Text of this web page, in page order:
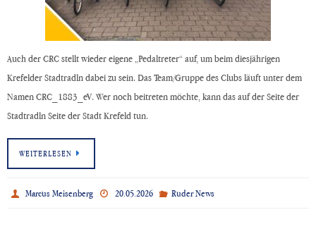
Auch der CRC stellt wieder eigene „Pedaltreter“ auf, um beim diesjährigen
Krefelder Stadtradln dabei zu sein. Das Team/Gruppe des Clubs läuft unter dem
Namen CRC_1883_eV. Wer noch beitreten möchte, kann das auf der Seite der
Stadtradln Seite der Stadt Krefeld tun.
WEITERLESEN
Marcus Meisenberg 20.05.2026 Ruder News